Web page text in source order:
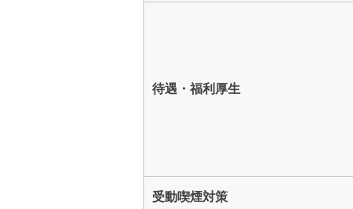
待遇・福利厚生
受動喫煙対策